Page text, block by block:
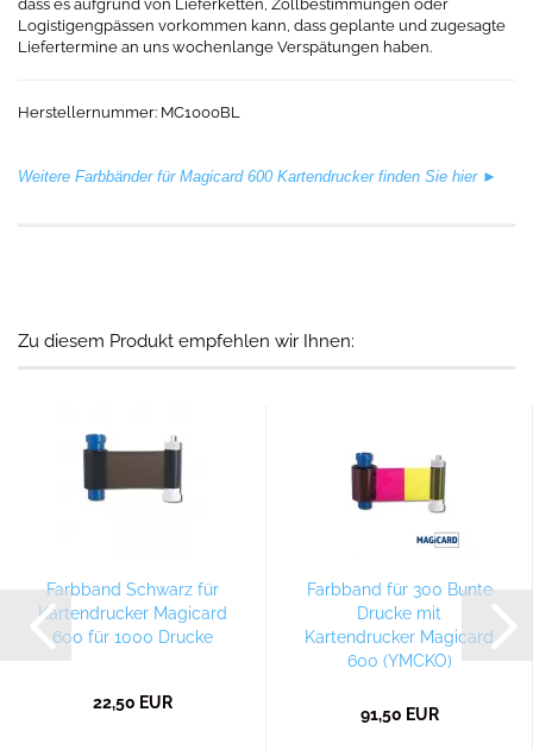
dass es aufgrund von Lieferketten, Zollbestimmungen oder
Logistigengpässen vorkommen kann, dass geplante und zugesagte
Liefertermine an uns wochenlange Verspätungen haben.
Herstellernummer: MC1000BL
Weitere Farbbänder für Magicard 600 Kartendrucker finden Sie hier ►
Zu diesem Produkt empfehlen wir Ihnen:
Farbband Schwarz für
Kartendrucker Magicard
600 für 1000 Drucke
22,50 EUR
Farbband für 300 Bunte
Drucke mit
Kartendrucker Magicard
600 (YMCKO)
91,50 EUR